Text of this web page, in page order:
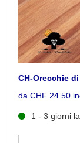
CH-Orecchie
da CHF 24.50
1 - 3 giorni